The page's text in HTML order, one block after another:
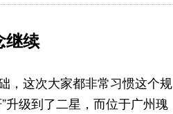
继续
，这次大家都非常习惯这个规
级到了二星，而位于广州瑰